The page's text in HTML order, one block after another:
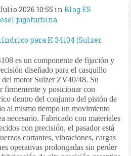
2026 10:55 in Blog ES
jugoturbina
para K 34104 (Sulzer
es un componente de fijación y
diseñado para el casquillo
motor Sulzer ZV40/48. Su
firmemente y posicionar con
dentro del conjunto del pistón de
al mismo tiempo un movimiento
necesario. Fabricado con materiales
con precisión, el pasador está
cortantes, vibraciones, cargas
operativas prolongadas sin perder